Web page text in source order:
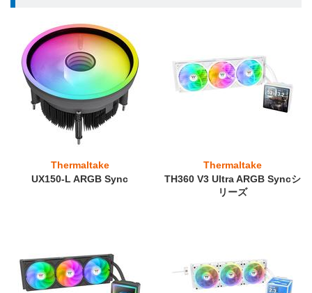
Thermaltake
UX150-L ARGB Sync
Thermaltake
TH360 V3 Ultra ARGB Syncシ
リーズ